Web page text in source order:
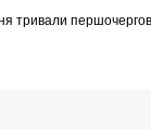
тривали